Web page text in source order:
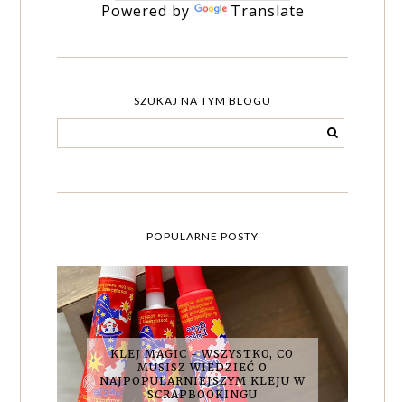
Powered by Translate
SZUKAJ NA TYM BLOGU
POPULARNE POSTY
KLEJ MAGIC - WSZYSTKO, CO
MUSISZ WIEDZIEĆ O
NAJPOPULARNIEJSZYM KLEJU W
SCRAPBOOKINGU